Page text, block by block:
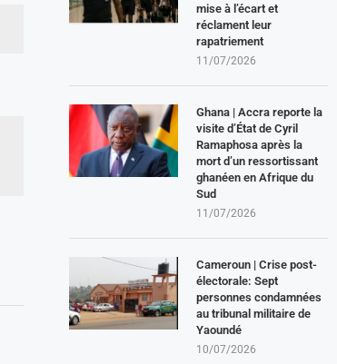
mise à l’écart et
réclament leur
rapatriement
11/07/2026
Ghana | Accra reporte la
visite d’État de Cyril
Ramaphosa après la
mort d’un ressortissant
ghanéen en Afrique du
Sud
11/07/2026
Cameroun | Crise post-
électorale: Sept
personnes condamnées
au tribunal militaire de
Yaoundé
10/07/2026